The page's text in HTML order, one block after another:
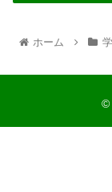
ホーム
©